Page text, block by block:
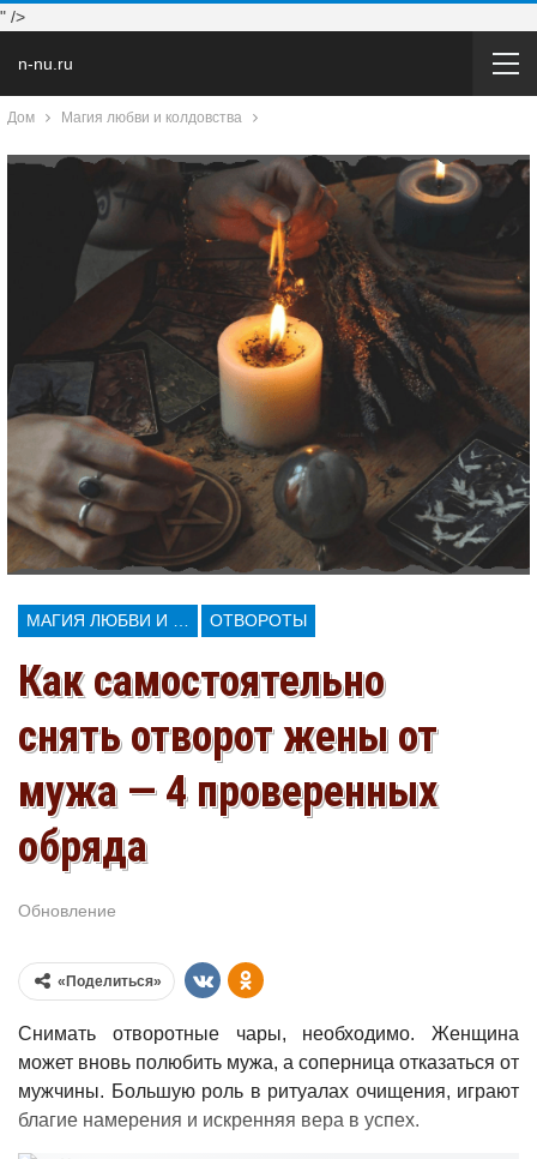
" />
n-nu.ru
Дом Магия любви и колдовства
ОТВОРОТЫ
Как самостоятельно
снять отворот жены от
мужа — 4 проверенных
обряда
Обновление
«Поделиться»
Снимать отворотные чары, необходимо. Женщина
может вновь полюбить мужа, а соперница отказаться от
мужчины. Большую роль в ритуалах очищения, играют
благие намерения и искренняя вера в успех.